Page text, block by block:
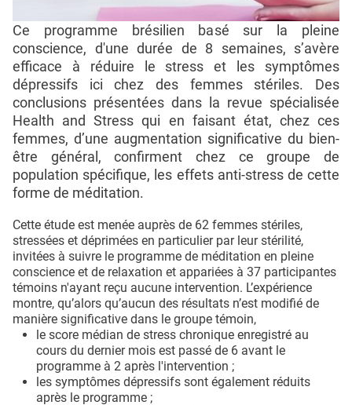
Ce programme brésilien basé sur la pleine
conscience, d'une durée de 8 semaines, s’avère
efficace à réduire le stress et les symptômes
dépressifs ici chez des femmes stériles. Des
conclusions présentées dans la revue spécialisée
Health and Stress qui en faisant état, chez ces
femmes, d’une augmentation significative du bien-
être général, confirment chez ce groupe de
population spécifique, les effets anti-stress de cette
forme de méditation.
Cette étude est menée auprès de 62 femmes stériles,
stressées et déprimées en particulier par leur stérilité,
invitées à suivre le programme de méditation en pleine
conscience et de relaxation et appariées à 37 participantes
témoins n'ayant reçu aucune intervention. L’expérience
montre, qu’alors qu’aucun des résultats n’est modifié de
manière significative dans le groupe témoin,
le score médian de stress chronique enregistré au
cours du dernier mois est passé de 6 avant le
programme à 2 après l'intervention ;
les symptômes dépressifs sont également réduits
après le programme ;